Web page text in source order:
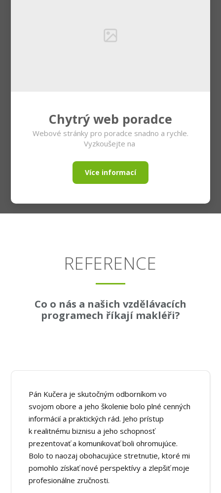
Chytrý web poradce
Webové stránky pro poradce snadno a rychle.
Vyzkoušejte na
Více informací
REFERENCE
Co o nás a našich vzdělávacích
programech říkají makléři?
Pán Kučera je skutočným odborníkom vo
svojom obore a jeho školenie bolo plné cenných
informácií a praktických rád. Jeho prístup
k realitnému biznisu a jeho schopnosť
prezentovať a komunikovať boli ohromujúce.
Bolo to naozaj obohacujúce stretnutie, ktoré mi
pomohlo získať nové perspektívy a zlepšiť moje
profesionálne zručnosti.